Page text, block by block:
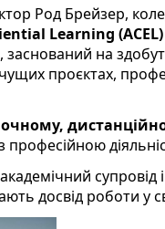
Род Брейзер,
Learning (ACEL)
на
проєктах,
очному,
професійною
супровід
досвід роботи у